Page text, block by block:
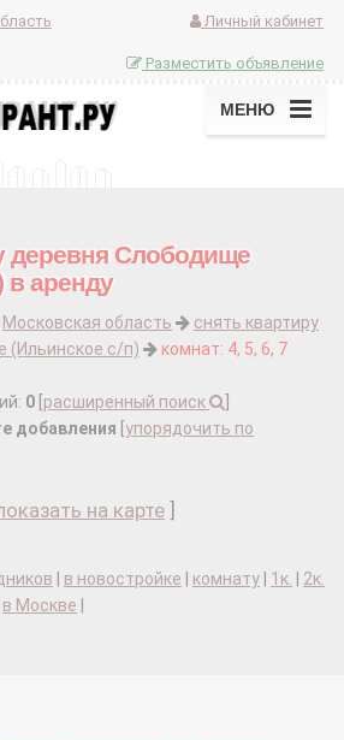
Личный кабинет
Разместить объявление
МЕНЮ
деревня Слободище
в аренду
Московская область
снять квартиру
(Ильинское с/п)
комнат: 4, 5, 6, 7
0 расширенный поиск
добавления упорядочить по
на карте
в новостройке комнату 1к.
2к.
в Москве